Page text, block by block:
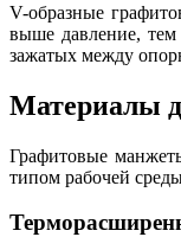
V-образные
выше давление, тем
зажатых между
Материалы
Графитовые
типом рабочей